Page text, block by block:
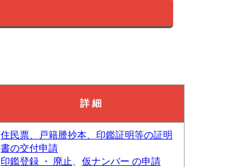
詳 細
住民票、戸籍謄抄本、印鑑証明等の証明
書の交付申請
印鑑登録 ・ 廃止
仮ナンバー の申請